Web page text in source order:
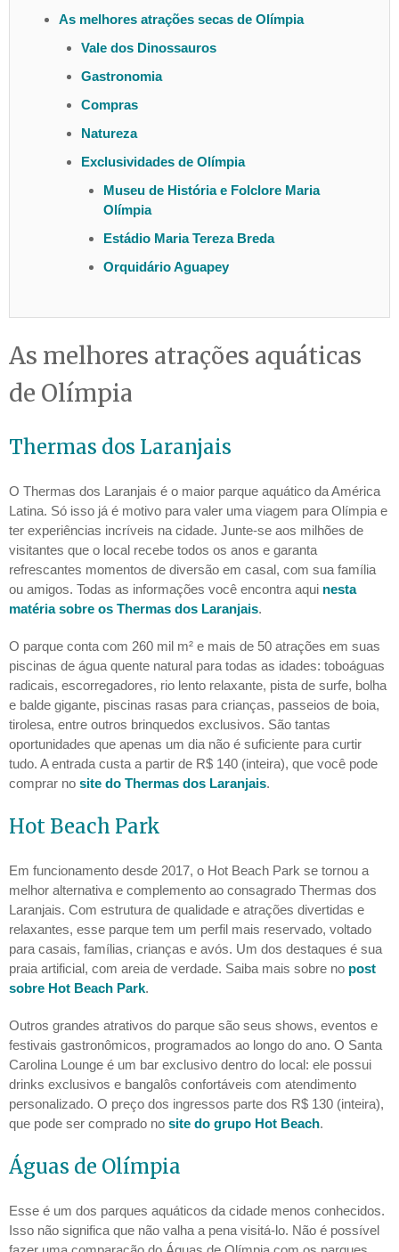
As melhores atrações secas de Olímpia
Vale dos Dinossauros
Gastronomia
Compras
Natureza
Exclusividades de Olímpia
Museu de História e Folclore Maria
Olímpia
Estádio Maria Tereza Breda
Orquidário Aguapey
As melhores atrações aquáticas
de Olímpia
Thermas dos Laranjais
O Thermas dos Laranjais é o maior parque aquático da América
Latina. Só isso já é motivo para valer uma viagem para Olímpia e
ter experiências incríveis na cidade. Junte-se aos milhões de
visitantes que o local recebe todos os anos e garanta
refrescantes momentos de diversão em casal, com sua família
ou amigos. Todas as informações você encontra aqui nesta
matéria sobre os Thermas dos Laranjais.
O parque conta com 260 mil m² e mais de 50 atrações em suas
piscinas de água quente natural para todas as idades: toboáguas
radicais, escorregadores, rio lento relaxante, pista de surfe, bolha
e balde gigante, piscinas rasas para crianças, passeios de boia,
tirolesa, entre outros brinquedos exclusivos. São tantas
oportunidades que apenas um dia não é suficiente para curtir
tudo. A entrada custa a partir de R$ 140 (inteira), que você pode
comprar no site do Thermas dos Laranjais.
Hot Beach Park
Em funcionamento desde 2017, o Hot Beach Park se tornou a
melhor alternativa e complemento ao consagrado Thermas dos
Laranjais. Com estrutura de qualidade e atrações divertidas e
relaxantes, esse parque tem um perfil mais reservado, voltado
para casais, famílias, crianças e avós. Um dos destaques é sua
praia artificial, com areia de verdade. Saiba mais sobre no post
sobre Hot Beach Park.
Outros grandes atrativos do parque são seus shows, eventos e
festivais gastronômicos, programados ao longo do ano. O Santa
Carolina Lounge é um bar exclusivo dentro do local: ele possui
drinks exclusivos e bangalôs confortáveis com atendimento
personalizado. O preço dos ingressos parte dos R$ 130 (inteira),
que pode ser comprado no site do grupo Hot Beach.
Águas de Olímpia
Esse é um dos parques aquáticos da cidade menos conhecidos.
Isso não significa que não valha a pena visitá-lo. Não é possível